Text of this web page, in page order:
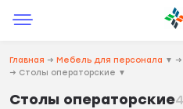
Главная → Мебель для персонала ▼ →
→ Столы операторские ▼
Столы операторские